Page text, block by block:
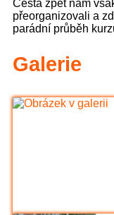
Cesta zpět nám
přeorganizovali a
parádní průběh
Galerie